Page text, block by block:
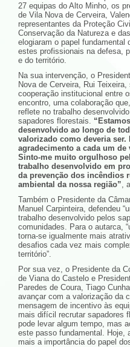
27 equipas do Alto Minho, os
de Vila Nova de Cerveira,
representantes da Proteção
Conservação da Natureza e
elogiaram o papel fundamental
estes profissionais na defesa,
e do território.
Na sua intervenção, o
Nova de Cerveira, Rui
cooperação institucional entre
encontro, uma colaboração
reflete no trabalho
sapadores florestais.
desenvolvido ao longo de
valorizado como deveria
agradecimento a cada um
Sinto-me muito orgulhoso
trabalho desenvolvido em
da prevenção dos incêndios
ambiental da nossa região” ,
Também o Presidente da
Manuel Carpinteira, defendeu
trabalho desenvolvido pelos
comunidades. Para o autarca,
torna-se igualmente mais
desafios cada vez mais
território”.
Por sua vez, o Presidente da
de Viana do Castelo e
Paredes de Coura, Tiago
avançar com a valorização da
mensagem de incentivo às
mais difícil recrutar sapadores
pode levar algum tempo, mas
este passo fundamental. Hoje,
mais a importância do papel